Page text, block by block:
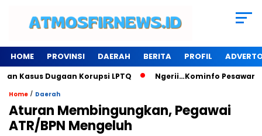
HOME PROVINSI DAERAH BERITA PROFIL
Dugaan Korupsi LPTQ Ngerii…Kominfo Pesawaran
Home / Daerah
Aturan Membingungkan, Pegawai
ATR/BPN Mengeluh